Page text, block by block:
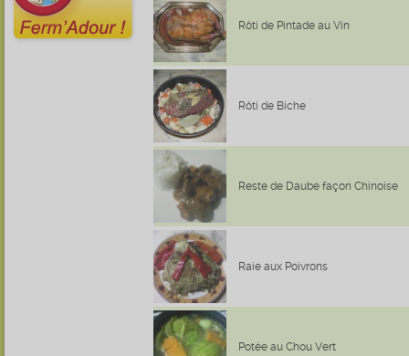
Rôti de Pintade au Vin
Rôti de Biche
Reste de Daube façon Chinoise
Raie aux Poivrons
Potée au Chou Vert